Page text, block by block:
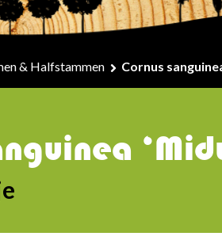
& Halfstammen Cornus